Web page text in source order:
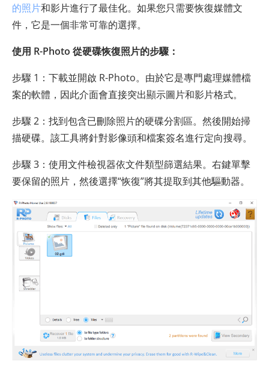
的照片和影片進行了最佳化。如果您只需要恢復媒體文
件，它是一個非常可靠的選擇。
使用 R-Photo 從硬碟恢復照片的步驟：
步驟 1：下載並開啟 R-Photo。由於它是專門處理媒體檔
案的軟體，因此介面會直接突出顯示圖片和影片格式。
步驟 2：找到包含已刪除照片的硬碟分割區。然後開始掃
描硬碟。該工具將針對影像頭和檔案簽名進行定向搜尋。
步驟 3：使用文件檢視器依文件類型篩選結果。右鍵單擊
要保留的照片，然後選擇“恢復”將其提取到其他驅動器。